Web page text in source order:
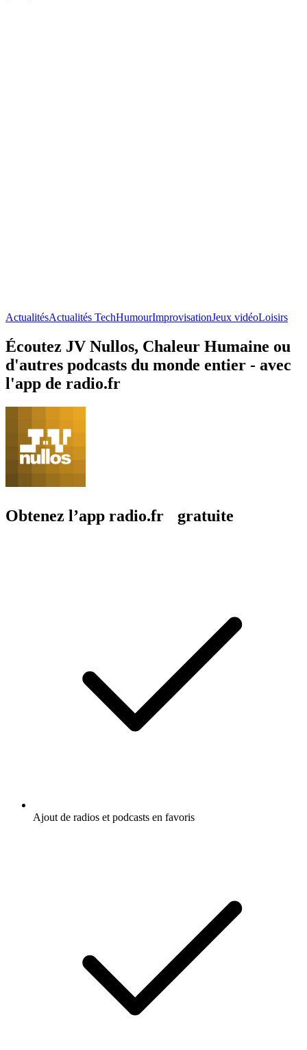
ActualitésActualités TechHumourImprovisationJeux vidéoLoisirs
Écoutez JV Nullos, Chaleur Humaine ou
d'autres podcasts du monde entier - avec
l'app de radio.fr
Obtenez l’app radio.fr gratuite
Ajout de radios et podcasts en favoris